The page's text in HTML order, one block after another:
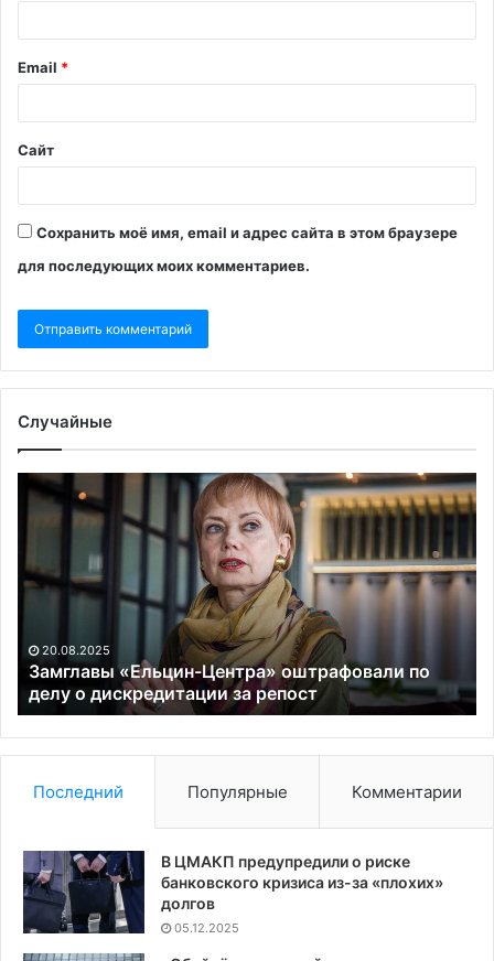
Email *
Сайт
Сохранить моё имя, email и адрес сайта в этом браузере
для последующих моих комментариев.
Случайные
Замглавы
«Ельцин-
Центра»
оштрафовали
по
дискредитации
за
репост
20.08.2025
Замглавы «Ельцин-Центра» оштрафовали по
делу о дискредитации за репост
В
Последний Популярные Комментарии
В ЦМАКП предупредили о риске
банковского кризиса из-за «плохих»
долгов
05.12.2025